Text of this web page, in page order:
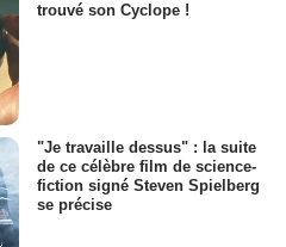
trouvé son Cyclope !
"Je travaille dessus" : la suite
de ce célèbre film de science-
fiction signé Steven Spielberg
se précise